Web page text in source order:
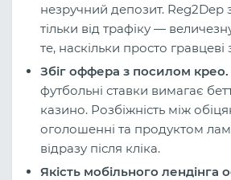
незручний депозит. Reg2Dep
тільки від трафіку —
те, наскільки просто гравцеві
Збіг оффера з посилом крео.
футбольні ставки вимагає
казино. Розбіжність між
оголошенні та продуктом
відразу після кліка.
Якість мобільного лендінга